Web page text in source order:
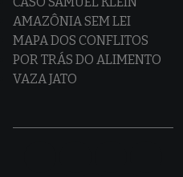
AMAZÔNIA SEM LEI
MAPA DOS CONFLITOS
POR TRÁS DO ALIMENTO
VAZA JATO